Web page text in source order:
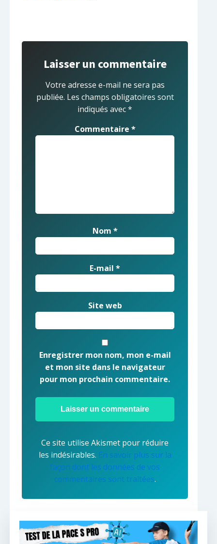
Laisser un commentaire
Votre adresse e-mail ne sera pas
publiée. Les champs obligatoires sont
indiqués avec*
Commentaire *
Nom *
E-mail *
Site web
Enregistrer mon nom, mon e-mail
et mon site dans le navigateur
pour mon prochain commentaire.
Ce site utilise Akismet pour réduire
les indésirables. En savoir plus sur la
façon dont les données de vos
commentaires sont traitées.